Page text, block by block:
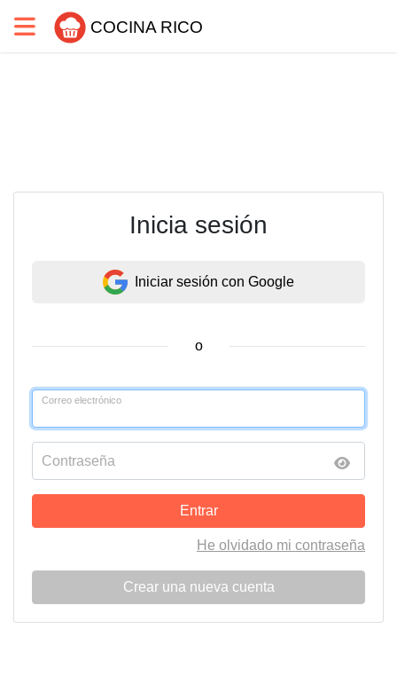
COCINA RICO
Inicia sesión
Iniciar sesión con Google
o
Correo electrónico
Contraseña
Entrar
He olvidado mi contraseña
Crear una nueva cuenta